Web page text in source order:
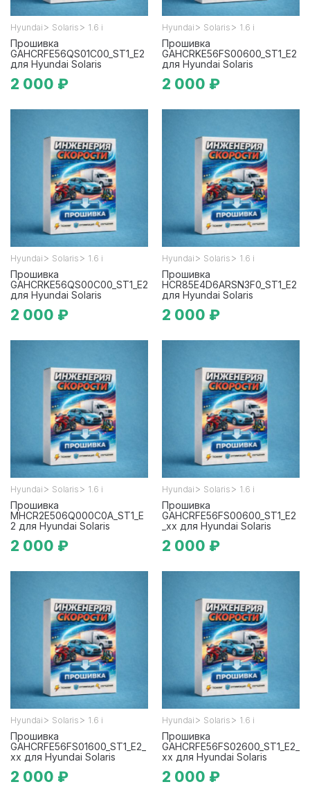
Hyundai > Solaris > 1.6 i
Прошивка
GAHCRFE56QS01C00_ST1_E2
для Hyundai Solaris
2 000 ₽
Hyundai > Solaris > 1.6 i
Прошивка
GAHCRKE56FS00600_ST1_E2
для Hyundai Solaris
2 000 ₽
Hyundai > Solaris > 1.6 i
Прошивка
GAHCRKE56QS00C00_ST1_E2
для Hyundai Solaris
2 000 ₽
Hyundai > Solaris > 1.6 i
Прошивка
HCR85E4D6ARSN3F0_ST1_E2
для Hyundai Solaris
2 000 ₽
Hyundai > Solaris > 1.6 i
Прошивка
MHCR2E506Q000C0A_ST1_E
2 для Hyundai Solaris
2 000 ₽
Hyundai > Solaris > 1.6 i
Прошивка
GAHCRFE56FS00600_ST1_E2
_xx для Hyundai Solaris
2 000 ₽
Hyundai > Solaris > 1.6 i
Прошивка
GAHCRFE56FS01600_ST1_E2_
xx для Hyundai Solaris
2 000 ₽
Hyundai > Solaris > 1.6 i
Прошивка
GAHCRFE56FS02600_ST1_E2_
xx для Hyundai Solaris
2 000 ₽